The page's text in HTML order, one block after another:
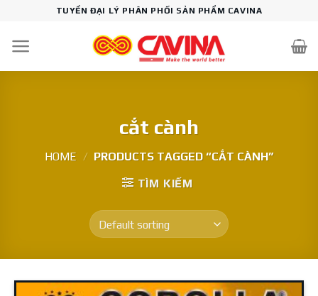
content
TUYỂN ĐẠI LÝ PHÂN PHỐI SẢN PHẨM CAVINA
cắt cành
HOME / PRODUCTS TAGGED “CẮT CÀNH”
TÌM KIẾM